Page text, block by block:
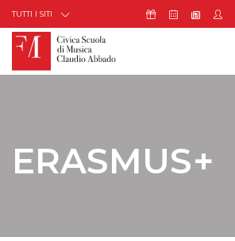
Skip to Content
TUTTI I SITI Icona Sostienici
IconaIcona
ERASMUS+